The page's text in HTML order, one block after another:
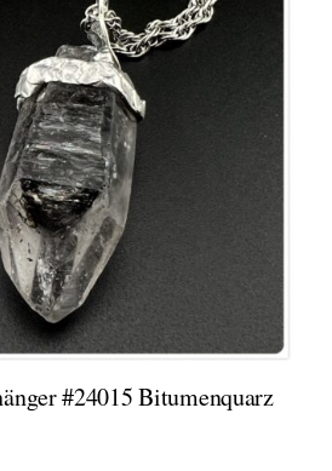
#24015 Bitumenquarz